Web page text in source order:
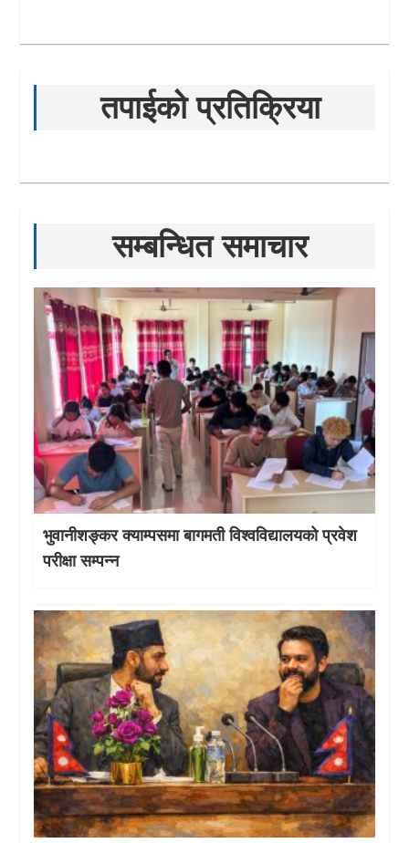
तपाईको प्रतिक्रिया
सम्बन्धित समाचार
भुवानीशङ्कर क्याम्पसमा बागमती विश्वविद्यालयको प्रवेश
परीक्षा सम्पन्न